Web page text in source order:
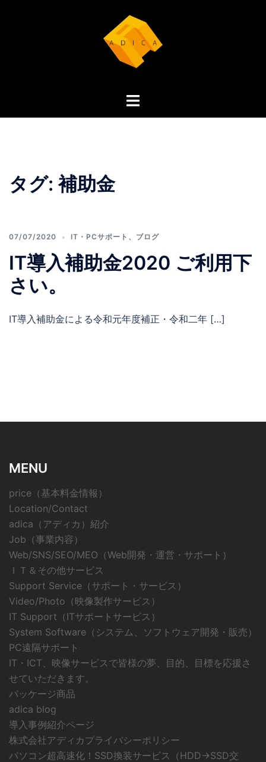
キ
ト
タグ:補助金
07/07/2020 IT・PCサポート 、 ブログ
IT導入補助金2020 ご利用下
さい。
IT導入補助金による令和元年度補正・令和二年 […]
MENU
price（基本料金情報）
Location/Contact
adica（アディカ）紹介
Job（事業内容）
Web/SNS/SEO/MEO（Web開発・運営・サポート）
ＩＴ＆その他サービス
Support Service（サポート・サービス）
Video/Photo（映像製作サービス）
IT Support（ITサポートサービス）
System Software（システム、ソフトウェア開発・販売）
PC遠隔サポート
IT・ICT、映像サービスで皆様の夢、目的、目標を応援さ
せていただきます。
パッケージ商品
adica blog
導入事例紹介ページ
株式会社アディカプライバシーポリシー
パソコン超高速化！SSD換装サービス（HDD→SSD交